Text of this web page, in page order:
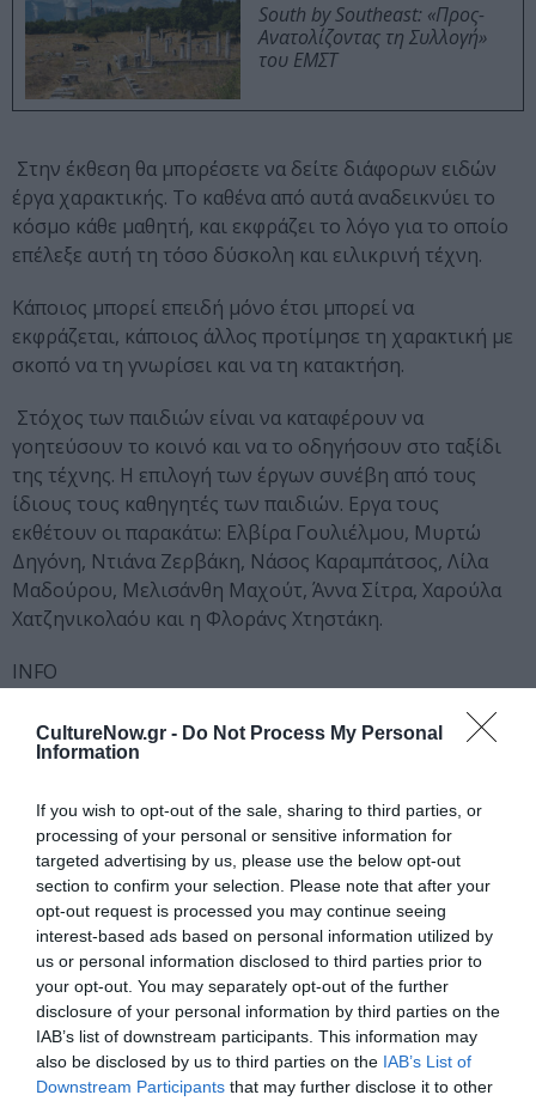
CultureNow.gr - Do Not Process My Personal
Information
If you wish to opt-out of the sale, sharing to third parties, or
processing of your personal or sensitive information for
targeted advertising by us, please use the below opt-out
section to confirm your selection. Please note that after your
opt-out request is processed you may continue seeing
interest-based ads based on personal information utilized by
us or personal information disclosed to third parties prior to
your opt-out. You may separately opt-out of the further
disclosure of your personal information by third parties on the
IAB’s list of downstream participants. This information may
also be disclosed by us to third parties on the IAB’s List of
Downstream Participants that may further disclose it to other
South by Southeast: «Προς-
Ανατολίζοντας τη Συλλογή»
του ΕΜΣΤ
Στην έκθεση θα μπορέσετε να δείτε διάφορων ειδών
έργα χαρακτικής. Το καθένα από αυτά αναδεικνύει το
κόσμο κάθε μαθητή, και εκφράζει το λόγο για το οποίο
επέλεξε αυτή τη τόσο δύσκολη και ειλικρινή τέχνη.
Κάποιος μπορεί επειδή μόνο έτσι μπορεί να
εκφράζεται, κάποιος άλλος προτίμησε τη χαρακτική με
σκοπό να τη γνωρίσει και να τη κατακτήση.
Στόχος των παιδιών είναι να καταφέρουν να
γοητεύσουν το κοινό και να το οδηγήσουν στο ταξίδι
της τέχνης. Η επιλογή των έργων συνέβη από τους
ίδιους τους καθηγητές των παιδιών. Εργα τους
εκθέτουν οι παρακάτω: Ελβίρα Γουλιέλμου, Μυρτώ
Δηγόνη, Ντιάνα Ζερβάκη, Νάσος Καραμπάτσος, Λίλα
Μαδούρου, Μελισάνθη Μαχούτ, Άννα Σίτρα, Χαρούλα
Χατζηνικολαόυ και η Φλοράνς Χτηστάκη.
INFO
Διάρκεια έκθεσης: Από 6 έως 23 Ιουνίου
μάθετε πρώτοι όλες τις ειδήσεις
Δείτε όλα τατελευταία νέαγια την Τέχνη και τον
Πολιτισμό στοCulturenow.gr
Νέοι Διαγωνισμοί❯
Newsletter
Κάθε βδομάδα στο e-mail σας τα τελευταία νέα για
την Τέχνη και τον Πολιτισμό!